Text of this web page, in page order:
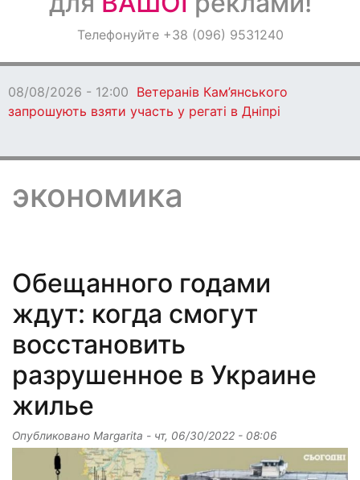
ОголошенняТелефонуйте +38 (096) 9531240
08/08/2026 - 11:00 У
причини підтоплення на вул.
экономика
Обещанного годами
ждут: когда смогут
восстановить
разрушенное в Украине
жилье
Опубликовано Margarita - чт, 06/30/2022 - 08:06